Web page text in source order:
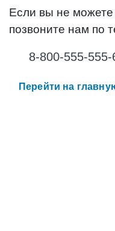
Если вы не можете
позвоните нам по
8-800-555-555-
Перейти на